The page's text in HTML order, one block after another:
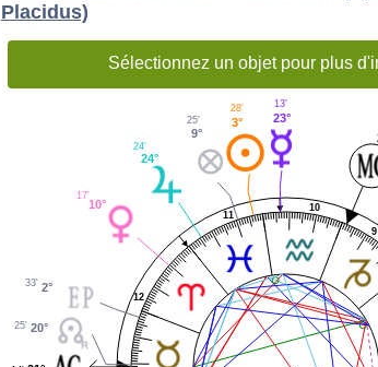
Placidus)
Sélectionnez un objet pour plus
9
10
11
12
23°
13'
3°
28'
9°
25'
24°
24'
10°
17'
2°
33'
20°
25'